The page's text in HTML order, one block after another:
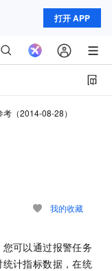
打开 APP
考（2014-08-28）
我的收藏
可以通过报警任务
计指标数据，在统